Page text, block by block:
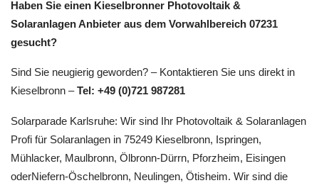
Haben Sie einen Kieselbronner Photovoltaik &
Solaranlagen Anbieter aus dem Vorwahlbereich 07231
gesucht?
Sind Sie neugierig geworden? – Kontaktieren Sie uns direkt in
Kieselbronn –Tel: +49 (0)721 987281
Solarparade Karlsruhe: Wir sind Ihr Photovoltaik & Solaranlagen
Profi für Solaranlagen in 75249 Kieselbronn, Ispringen,
Mühlacker, Maulbronn, Ölbronn-Dürrn, Pforzheim, Eisingen
oderNiefern-Öschelbronn, Neulingen, Ötisheim. Wir sind die